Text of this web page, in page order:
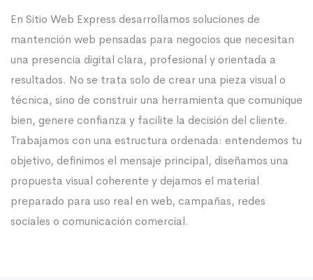
En Sitio Web Express desarrollamos soluciones de
mantención web pensadas para negocios que necesitan
una presencia digital clara, profesional y orientada a
resultados. No se trata solo de crear una pieza visual o
técnica, sino de construir una herramienta que comunique
bien, genere confianza y facilite la decisión del cliente.
Trabajamos con una estructura ordenada: entendemos tu
objetivo, definimos el mensaje principal, diseñamos una
propuesta visual coherente y dejamos el material
preparado para uso real en web, campañas, redes
sociales o comunicación comercial.